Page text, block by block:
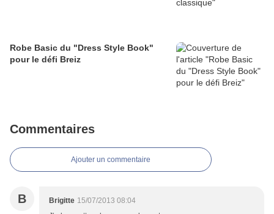
Robe Basic du "Dress Style Book"
pour le défi Breiz
Commentaires
Ajouter un commentaire
B Brigitte 15/07/2013 08:04